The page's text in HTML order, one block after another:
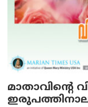
മാതാവിന്റെ